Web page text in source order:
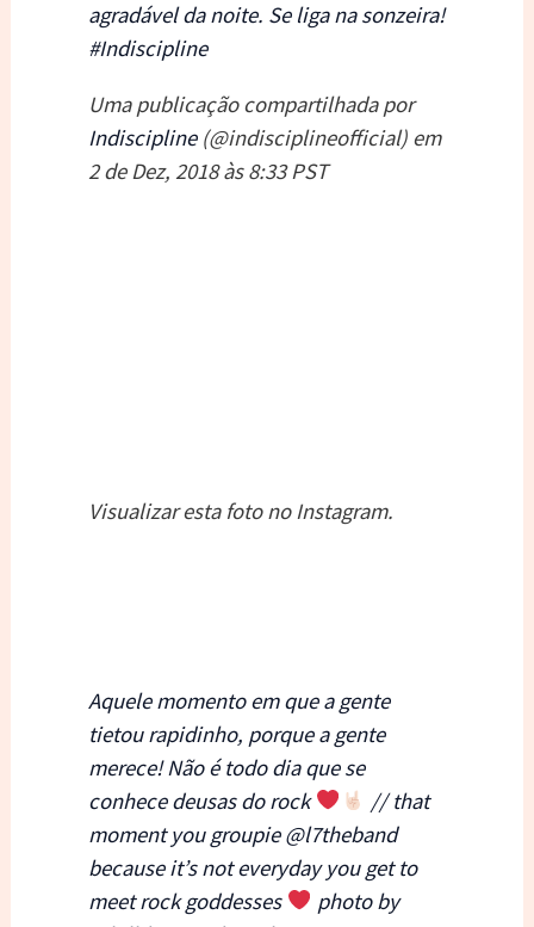
agradável da noite. Se liga na sonzeira!
#Indiscipline
Uma publicação compartilhada por
Indiscipline(@indisciplineofficial) em
2 de Dez, 2018 às 8:33 PST
Visualizar esta foto no Instagram.
Aquele momento em que a gente
tietou rapidinho, porque a gente
merece! Não é todo dia que se
conhece deusas do rock
// that
moment you groupie @l7theband
because it’s not everyday you get to
meet rock goddesses
photo by